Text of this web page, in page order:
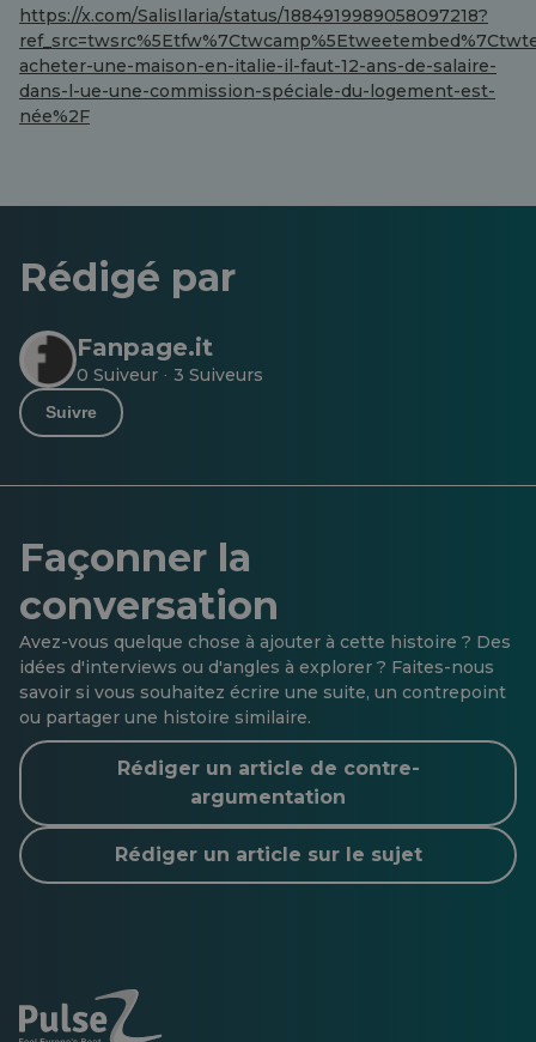
https://x.com/SalisIlaria/status/1884919989058097218?
acheter-une-maison-en-italie-il-faut-12-ans-de-salaire-
dans-l-ue-une-commission-spéciale-du-logement-est-
née%2F
Rédigé par
Fanpage.it
0 Suiveur · 3 Suiveurs
Suivre
Façonner la
conversation
Avez-vous quelque chose à ajouter à cette histoire ? Des
idées d'interviews ou d'angles à explorer ? Faites-nous
savoir si vous souhaitez écrire une suite, un contrepoint
ou partager une histoire similaire.
Rédiger un article de contre-
argumentation
Rédiger un article sur le sujet